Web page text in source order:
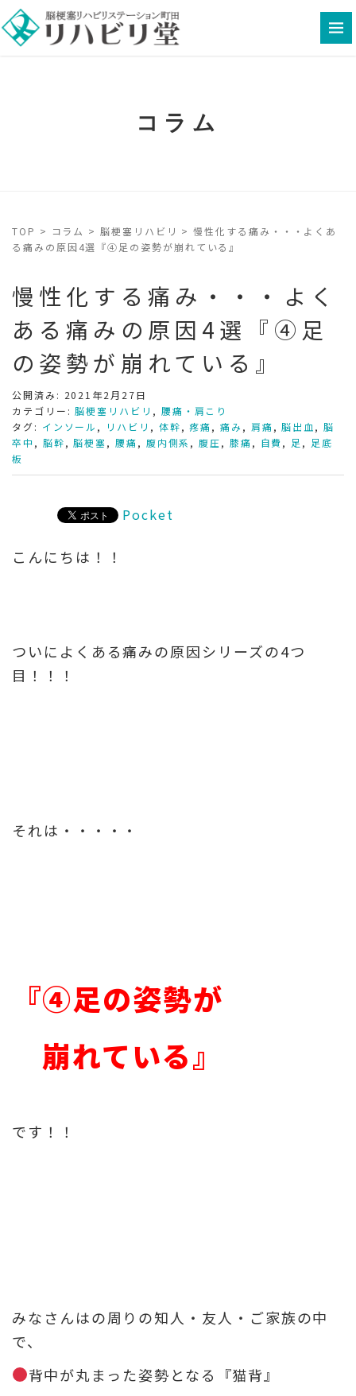
コラム
TOP > コラム >脳梗塞リハビリ >慢性化する痛み・・・よくあ
る痛みの原因4選『④足の姿勢が崩れている』
慢性化する痛み・・・よく
ある痛みの原因4選『④足
の姿勢が崩れている』
公開済み: 2021年2月27日
カテゴリー:脳梗塞リハビリ , 腰痛・肩こり
タグ: インソール , リハビリ , 体幹,疼痛,痛み , 肩痛,脳出血 ,脳
卒中 , 脳幹,脳梗塞, 腰痛, 腹内側系 ,腹圧, 膝痛, 自費, 足 , 足底
板
Pocket
こんにちは！！
ついによくある痛みの原因シリーズの4つ
目！！！
それは・・・・・
『④足の姿勢が
崩れている』
です！！
みなさんはの周りの知人・友人・ご家族の中
で、
背中が丸まった姿勢となる
『猫背』